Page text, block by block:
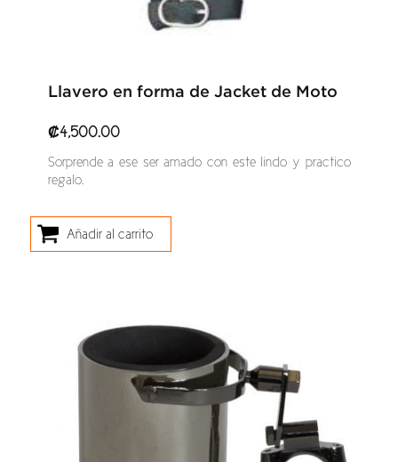
Llavero en forma de Jacket de Moto
₡4,500.00
Sorprende a ese ser amado con este lindo y practico
regalo.
Añadir al carrito